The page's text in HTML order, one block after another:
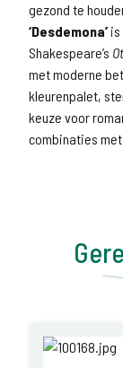
gezond te
‘Desdemona’
Shakespeare’s
met moderne
kleurenpalet,
keuze voor
combinaties